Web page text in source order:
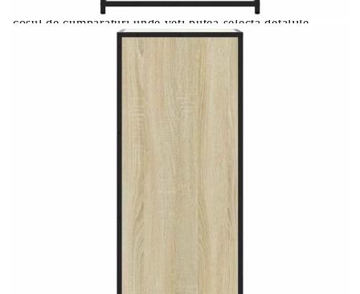
Acest tabel are caracter informativ. Adăugați produsul în
coșul de cumpărături unde veți putea selecta detaliile
cererii de creditare.
Предоставената таблица е с информационна цел.
Добавете продукта в количката си с бутона "Добави в
количката" и при поръчка ще можете да изберете броя
Предоставената таблица е с информационна цел.
количката" и при поръчка ще можете да изберете броя
Предоставената таблица е с информационна цел.
Добавете продукта в количката си с бутона "Добави в
количката" и при поръчка ще можете да изберете броя